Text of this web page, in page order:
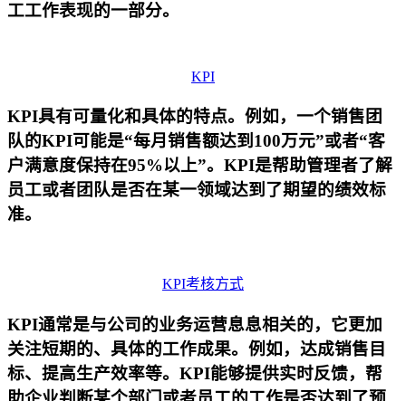
工工作表现的一部分。
KPI
KPI具有可量化和具体的特点。例如，一个销售团
队的KPI可能是“每月销售额达到100万元”或者“客
户满意度保持在95%以上”。KPI是帮助管理者了解
员工或者团队是否在某一领域达到了期望的绩效标
准。
KPI考核方式
KPI通常是与公司的业务运营息息相关的，它更加
关注短期的、具体的工作成果。例如，达成销售目
标、提高生产效率等。KPI能够提供实时反馈，帮